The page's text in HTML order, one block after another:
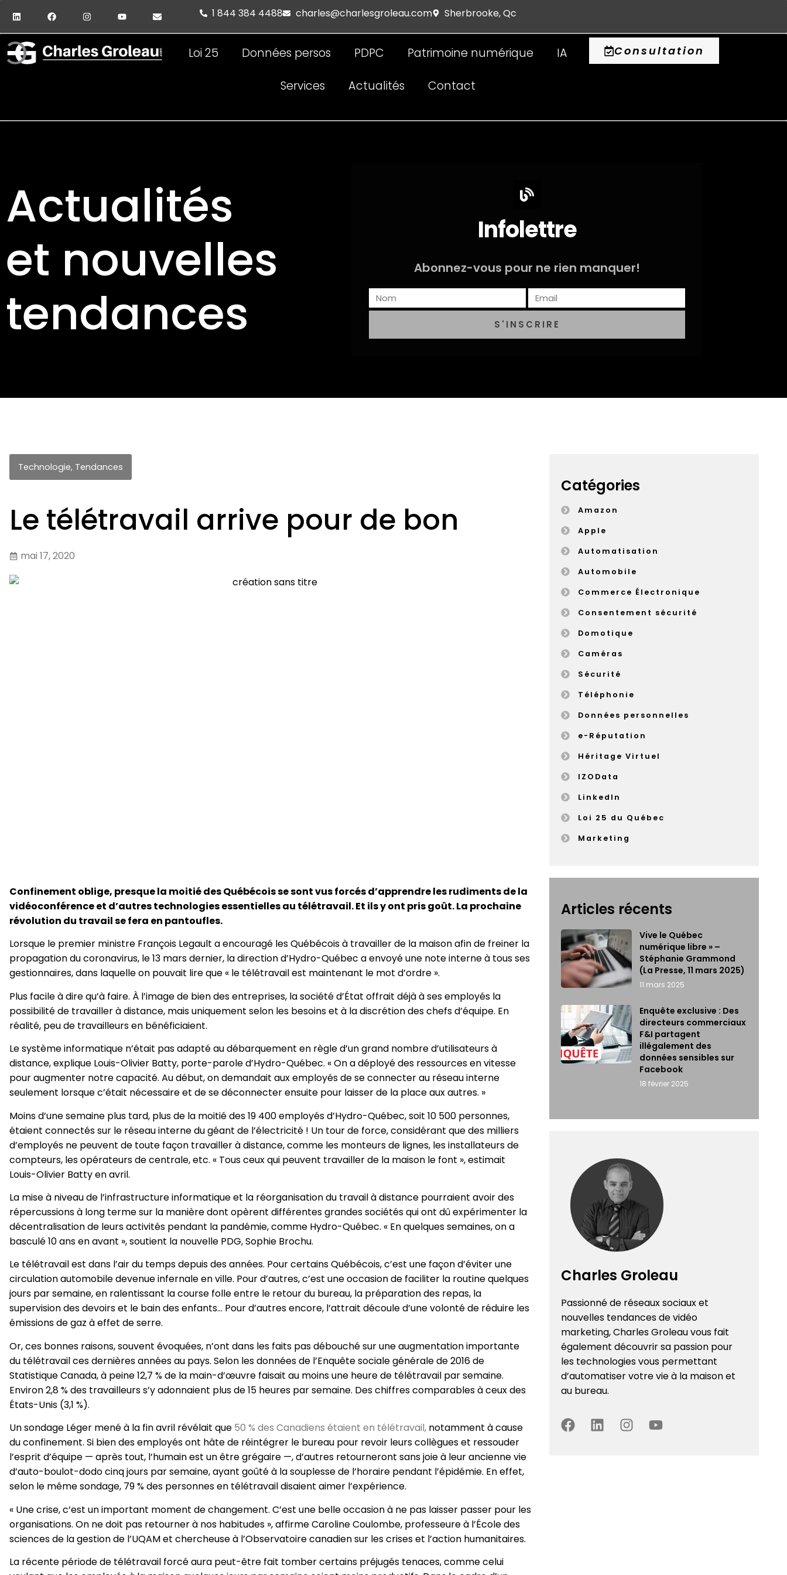
1 844 384 4488 charles@charlesgroleau.com Sherbrooke, Qc
Loi 25 Données persos PDPC Patrimoine numérique IA
Services Actualités Contact
Consultation
Actualités
et nouvelles
tendances
Infolettre
Abonnez-vous pour ne rien manquer!
S'INSCRIRE
Technologie, Tendances
Le télétravail arrive pour de bon
mai 17, 2020
Confinement oblige, presque la moitié des Québécois se sont vus forcés d’apprendre les rudiments de la
vidéoconférence et d’autres technologies essentielles au télétravail. Et ils y ont pris goût. La prochaine
révolution du travail se fera en pantoufles.
Lorsque le premier ministre François Legault a encouragé les Québécois à travailler de la maison afin de freiner la
propagation du coronavirus, le 13 mars dernier, la direction d’Hydro-Québec a envoyé une note interne à tous ses
gestionnaires, dans laquelle on pouvait lire que « le télétravail est maintenant le mot d’ordre ».
Plus facile à dire qu’à faire. À l’image de bien des entreprises, la société d’État offrait déjà à ses employés la
possibilité de travailler à distance, mais uniquement selon les besoins et à la discrétion des chefs d’équipe. En
réalité, peu de travailleurs en bénéficiaient.
Le système informatique n’était pas adapté au débarquement en règle d’un grand nombre d’utilisateurs à
distance, explique Louis-Olivier Batty, porte-parole d’Hydro-Québec. « On a déployé des ressources en vitesse
pour augmenter notre capacité. Au début, on demandait aux employés de se connecter au réseau interne
seulement lorsque c’était nécessaire et de se déconnecter ensuite pour laisser de la place aux autres. »
Moins d’une semaine plus tard, plus de la moitié des 19 400 employés d’Hydro-Québec, soit 10 500 personnes,
étaient connectés sur le réseau interne du géant de l’électricité ! Un tour de force, considérant que des milliers
d’employés ne peuvent de toute façon travailler à distance, comme les monteurs de lignes, les installateurs de
compteurs, les opérateurs de centrale, etc. « Tous ceux qui peuvent travailler de la maison le font », estimait
Louis-Olivier Batty en avril.
La mise à niveau de l’infrastructure informatique et la réorganisation du travail à distance pourraient avoir des
répercussions à long terme sur la manière dont opèrent différentes grandes sociétés qui ont dû expérimenter la
décentralisation de leurs activités pendant la pandémie, comme Hydro-Québec. « En quelques semaines, on a
basculé 10 ans en avant », soutient la nouvelle PDG, Sophie Brochu.
Le télétravail est dans l’air du temps depuis des années. Pour certains Québécois, c’est une façon d’éviter une
circulation automobile devenue infernale en ville. Pour d’autres, c’est une occasion de faciliter la routine quelques
jours par semaine, en ralentissant la course folle entre le retour du bureau, la préparation des repas, la
supervision des devoirs et le bain des enfants… Pour d’autres encore, l’attrait découle d’une volonté de réduire les
émissions de gaz à effet de serre.
Or, ces bonnes raisons, souvent évoquées, n’ont dans les faits pas débouché sur une augmentation importante
du télétravail ces dernières années au pays. Selon les données de l’Enquête sociale générale de 2016 de
Statistique Canada, à peine 12,7 % de la main-d’œuvre faisait au moins une heure de télétravail par semaine.
Environ 2,8 % des travailleurs s’y adonnaient plus de 15 heures par semaine. Des chiffres comparables à ceux des
États-Unis (3,1 %).
Un sondage Léger mené à la fin avril révélait que 50 % des Canadiens étaient en télétravail, notamment à cause
du confinement. Si bien des employés ont hâte de réintégrer le bureau pour revoir leurs collègues et ressouder
l’esprit d’équipe — après tout, l’humain est un être grégaire —, d’autres retourneront sans joie à leur ancienne vie
d’auto-boulot-dodo cinq jours par semaine, ayant goûté à la souplesse de l’horaire pendant l’épidémie. En effet,
selon le même sondage, 79 % des personnes en télétravail disaient aimer l’expérience.
« Une crise, c’est un important moment de changement. C’est une belle occasion à ne pas laisser passer pour les
organisations. On ne doit pas retourner à nos habitudes », affirme Caroline Coulombe, professeure à l’École des
sciences de la gestion de l’UQAM et chercheuse à l’Observatoire canadien sur les crises et l’action humanitaires.
La récente période de télétravail forcé aura peut-être fait tomber certains préjugés tenaces, comme celui
Catégories
Amazon
Apple
Automatisation
Automobile
Commerce Électronique
Consentement sécurité
Domotique
Caméras
Sécurité
Téléphonie
Données personnelles
e-Réputation
Héritage Virtuel
IZOData
LinkedIn
Loi 25 du Québec
Marketing
Articles récents
Vive le Québec
numérique libre » –
Stéphanie Grammond
(La Presse, 11 mars 2025)
11 mars 2025
Enquête exclusive : Des
directeurs commerciaux
F&I partagent
illégalement des
données sensibles sur
Facebook
18 février 2025
Charles Groleau
Passionné de réseaux sociaux et
nouvelles tendances de vidéo
marketing, Charles Groleau vous fait
également découvrir sa passion pour
les technologies vous permettant
d’automatiser votre vie à la maison et
au bureau.